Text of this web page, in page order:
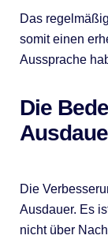
Das
somit einen
Aussprache
Die
Die
Ausdauer. Es
nicht über